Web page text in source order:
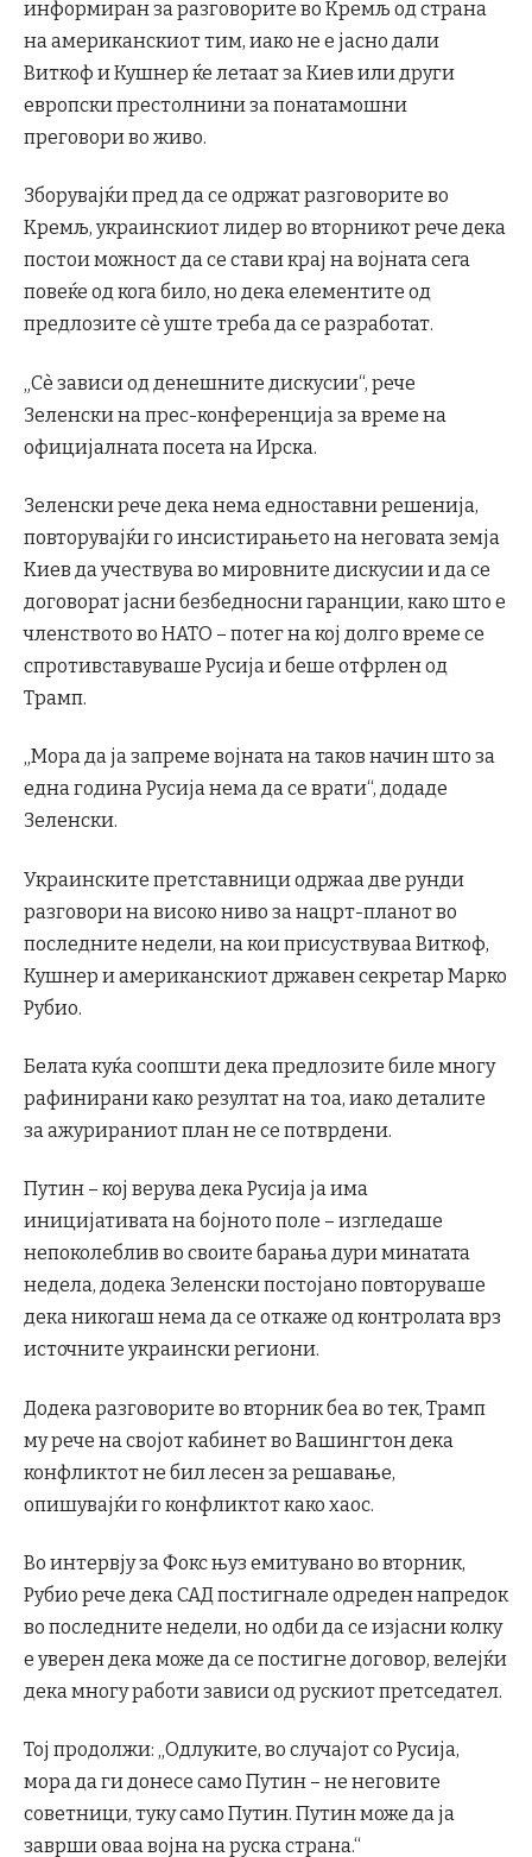
информиран за разговорите во Кремљ од страна
на американскиот тим, иако не е јасно дали
Виткоф и Кушнер ќе летаат за Киев или други
европски престолнини за понатамошни
преговори во живо.
Зборувајќи пред да се одржат разговорите во
Кремљ, украинскиот лидер во вторникот рече дека
постои можност да се стави крај на војната сега
повеќе од кога било, но дека елементите од
предлозите сè уште треба да се разработат.
„Сè зависи од денешните дискусии“, рече
Зеленски на прес-конференција за време на
официјалната посета на Ирска.
Зеленски рече дека нема едноставни решенија,
повторувајќи го инсистирањето на неговата земја
Киев да учествува во мировните дискусии и да се
договорат јасни безбедносни гаранции, како што е
членството во НАТО – потег на кој долго време се
спротивставуваше Русија и беше отфрлен од
Трамп.
„Мора да ја запреме војната на таков начин што за
една година Русија нема да се врати“, додаде
Зеленски.
Украинските претставници одржаа две рунди
разговори на високо ниво за нацрт-планот во
последните недели, на кои присуствуваа Виткоф,
Кушнер и американскиот државен секретар Марко
Рубио.
Белата куќа соопшти дека предлозите биле многу
рафинирани како резултат на тоа, иако деталите
за ажурираниот план не се потврдени.
Путин – кој верува дека Русија ја има
иницијативата на бојното поле – изгледаше
непоколеблив во своите барања дури минатата
недела, додека Зеленски постојано повторуваше
дека никогаш нема да се откаже од контролата врз
источните украински региони.
Додека разговорите во вторник беа во тек, Трамп
му рече на својот кабинет во Вашингтон дека
конфликтот не бил лесен за решавање,
опишувајќи го конфликтот како хаос.
Во интервју за Фокс њуз емитувано во вторник,
Рубио рече дека САД постигнале одреден напредок
во последните недели, но одби да се изјасни колку
е уверен дека може да се постигне договор, велејќи
дека многу работи зависи од рускиот претседател.
Тој продолжи: „Одлуките, во случајот со Русија,
мора да ги донесе само Путин – не неговите
советници, туку само Путин. Путин може да ја
заврши оваа војна на руска страна.“